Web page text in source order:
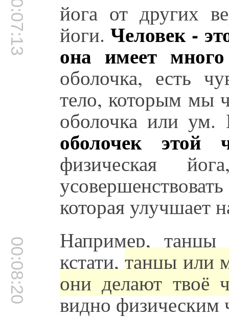
00:07:13 йога от других
йоги.Человек -
она имеет
оболочка, есть
тело, которым мы
оболочка или
оболочек этой
физическая
которая улучшает
00:08:20 Например,
кстати,танцы или
они делают твоё
видно физическим